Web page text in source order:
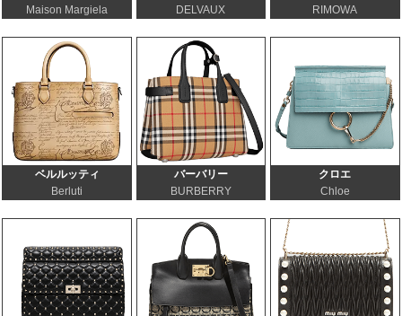
Maison Margiela
DELVAUX
RIMOWA
ベルルッティ
Berluti
バーバリー
BURBERRY
クロエ
Chloe